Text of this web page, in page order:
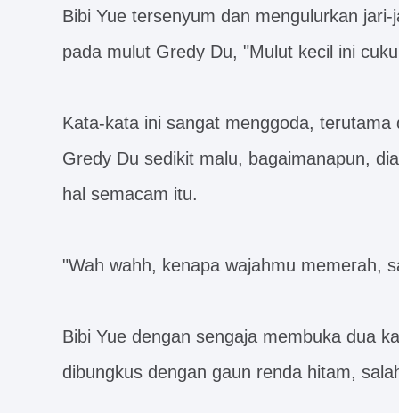
Bibi Yue tersenyum dan mengulurkan
pada mulut Gredy Du, "Mulut kecil ini
Kata-kata ini sangat menggoda,
Gredy Du sedikit malu, bagaimanapun,
hal semacam itu.
"Wah wahh, kenapa wajahmu memerah,
Bibi Yue dengan sengaja membuka dua
dibungkus dengan gaun renda hitam,